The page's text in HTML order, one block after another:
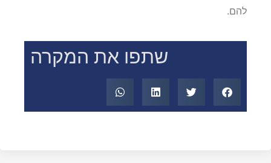
להם.
שתפו את המקרה